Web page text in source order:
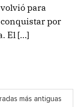
para
por
El […]
más antiguas